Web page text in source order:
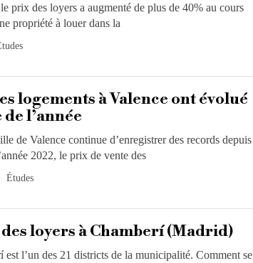
prix des loyers a augmenté de plus de 40% au cours
propriété à louer dans la
logements à Valence ont évolué
l’année
de Valence continue d’enregistrer des records depuis
2022, le prix de vente des
· Études
loyers à Chamberí (Madrid)
l’un des 21 districts de la municipalité. Comment se